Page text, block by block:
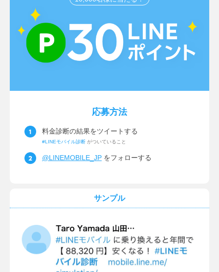
応募方法
料金診断の結果をツイートする
#LINEモバイル診断 がついていること
@LINEMOBILE_JP をフォローする
サンプル